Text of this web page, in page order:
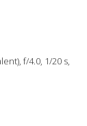
f/4.0, 1/20 s,